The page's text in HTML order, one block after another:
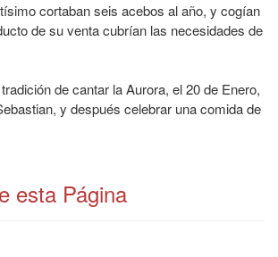
cortaban seis acebos al año, y cogían
de su venta cubrían las necesidades de
de cantar la Aurora, el 20 de Enero,
y después celebrar una comida de
esta Página